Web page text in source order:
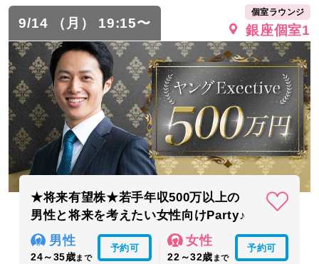
9/14 （月） 19:15〜
個室ラウンジ
銀座個室1
★将来有望株★若手年収500万以上の
男性と将来を考えたい女性向けParty♪
男性
24～35歳まで
予約可
女性
22～32歳 まで
予約可